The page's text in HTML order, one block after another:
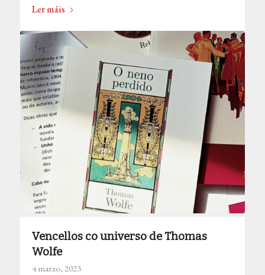
Ler máis
Vencellos co universo de Thomas
Wolfe
4 marzo, 2023